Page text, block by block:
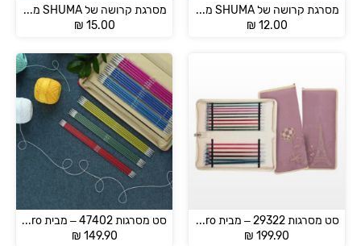
מסרגת קרושה של SHUMA מידות 1.0 – 5.5 מ"מ
₪ 12.00
מסרגת קרושה של SHUMA מידות 6.0 – 10.0 מ”מ
₪ 15.00
סט מסרגות 29322 – מבית KnitPro
₪ 199.90
סט מסרגות 47402 – מבית KnitPro
₪ 149.90